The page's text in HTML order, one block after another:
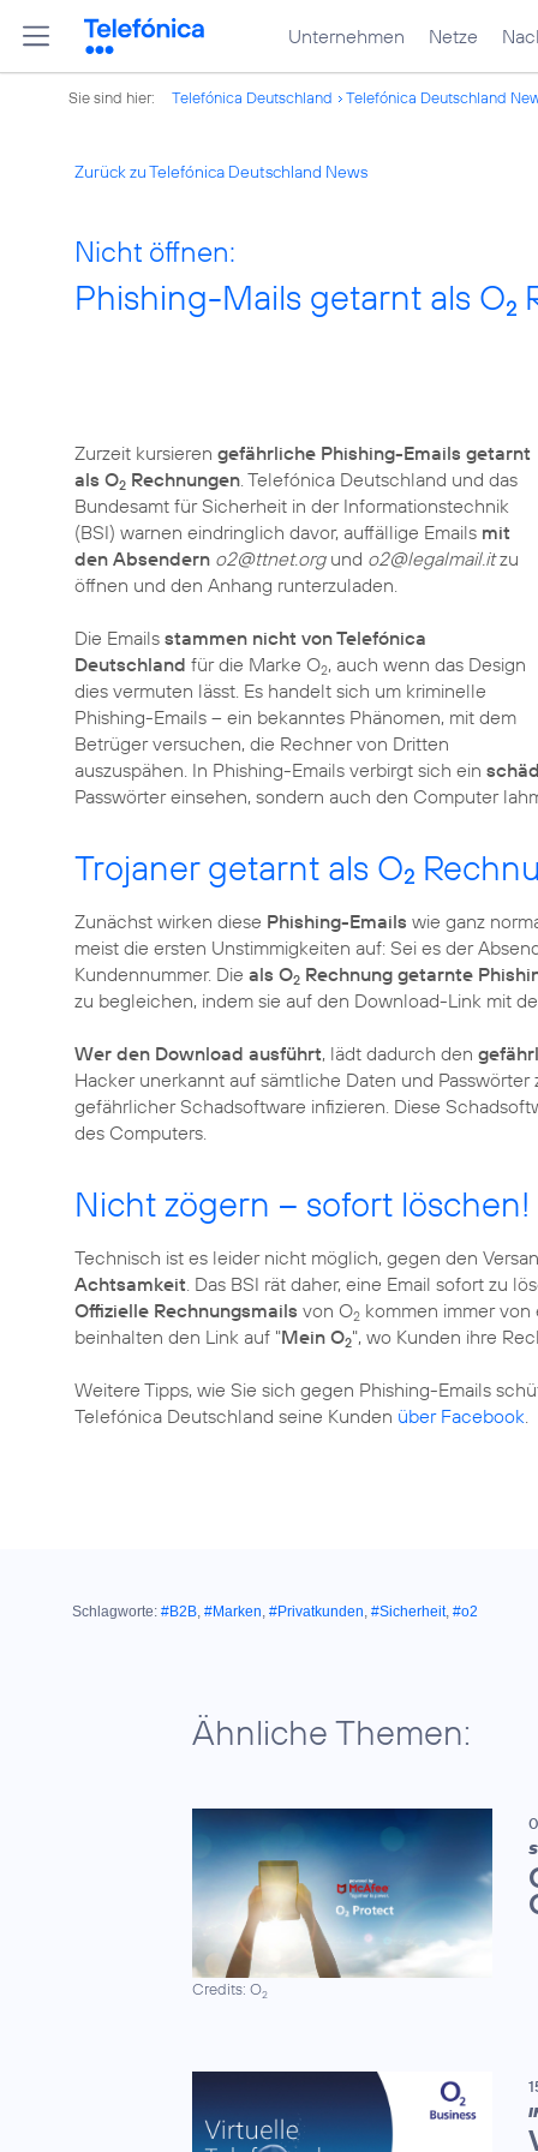
Unternehmen Netze
Sie sind hier: Telefónica Deutschland Telefónica Deutschland
Zurück zu Telefónica Deutschland News
Nicht öffnen:
Phishing-Mails getarnt als O2
Zurzeit kursieren gefährliche Phishing-Emails getarnt
als O2 Rechnungen. Telefónica Deutschland und das
Bundesamt für Sicherheit in der Informationstechnik
(BSI) warnen eindringlich davor, auffällige Emails mit
den Absendern o2@ttnet.orgund o2@legalmail.itzu
öffnen und den Anhang runterzuladen.
Die Emails stammen nicht von Telefónica
Deutschland für die Marke O2, auch wenn das Design
dies vermuten lässt. Es handelt sich um kriminelle
Phishing-Emails – ein bekanntes Phänomen, mit dem
Betrüger versuchen, die Rechner von Dritten
auszuspähen. In Phishing-Emails verbirgt sich ein
Passwörter einsehen, sondern auch den Computer
Trojaner getarnt als O2
Zunächst wirken diese Phishing-Emails wie ganz
meist die ersten Unstimmigkeiten auf: Sei es der
Kundennummer. Die als O2 Rechnung getarnte
zu begleichen, indem sie auf den Download-Link mit
Wer den Download ausführt, lädt dadurch den
Hacker unerkannt auf sämtliche Daten und
gefährlicher Schadsoftware infizieren. Diese
des Computers.
Nicht zögern – sofort löschen!
Technisch ist es leider nicht möglich, gegen den
Achtsamkeit. Das BSI rät daher, eine Email sofort zu
Offizielle Rechnungsmails von O2 kommen immer
beinhalten den Link auf "Mein O2", wo Kunden ihre
Weitere Tipps, wie Sie sich gegen Phishing-Emails
Telefónica Deutschland seine Kunden über Facebook.
Schlagworte: #B2B, #Marken, #Privatkunden, #Sicherheit, #o2
Ähnliche Themen:
Credits: O2